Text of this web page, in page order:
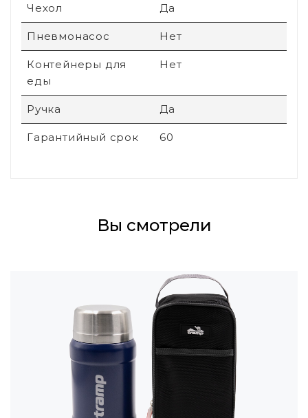
Чехол Да
Пневмонасос Нет
Контейнеры для
еды
Нет
Ручка Да
Гарантийный срок 60
Вы смотрели